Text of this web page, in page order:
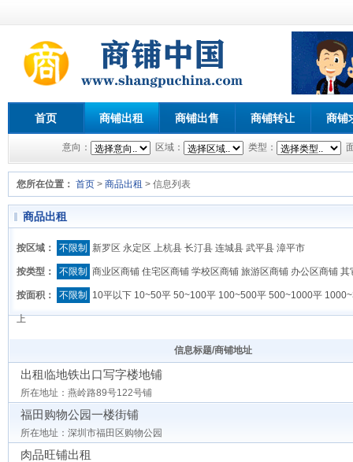
首页 商铺出租 商铺出售 商铺转让 商铺
意向： 区域： 类型：
您所在位置： 首页 > 商品出租 > 信息列表
商品出租
按区域： 不限制 新罗区 永定区 上杭县 长汀县 连城县 武平县 漳平市
按类型： 不限制 商业区商铺 住宅区商铺 学校区商铺 旅游区商铺 办公区商铺 其
按面积： 不限制 10平以下 10~50平 50~100平 100~500平 500~1000平
上
信息标题/商铺地址
出租临地铁出口写字楼地铺
所在地址：燕岭路89号122号铺
福田购物公园一楼街铺
所在地址：深圳市福田区购物公园
肉品旺铺出租